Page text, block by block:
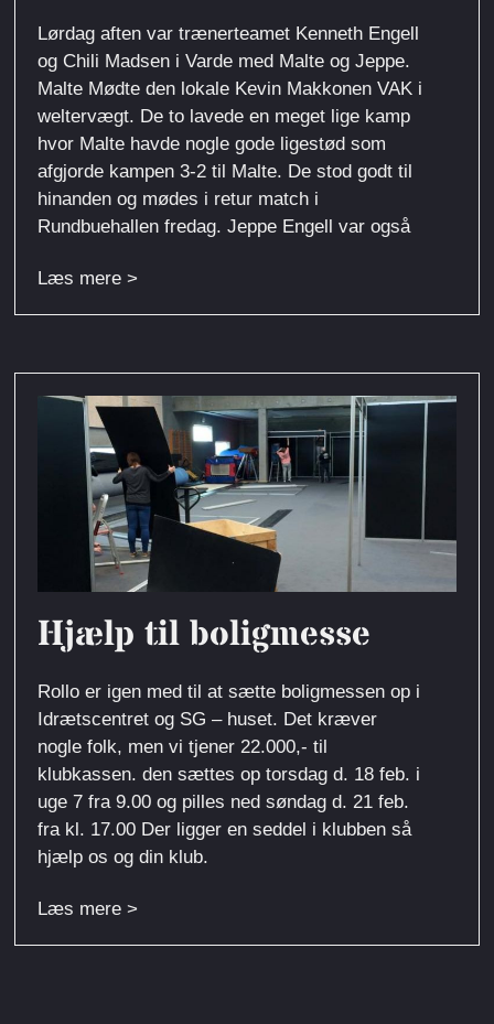
Lørdag aften var trænerteamet Kenneth Engell
og Chili Madsen i Varde med Malte og Jeppe.
Malte Mødte den lokale Kevin Makkonen VAK i
weltervægt. De to lavede en meget lige kamp
hvor Malte havde nogle gode ligestød som
afgjorde kampen 3-2 til Malte. De stod godt til
hinanden og mødes i retur match i
Rundbuehallen fredag. Jeppe Engell var også
Læs mere >
Hjælp til boligmesse
Rollo er igen med til at sætte boligmessen op i
Idrætscentret og SG – huset. Det kræver
nogle folk, men vi tjener 22.000,- til
klubkassen. den sættes op torsdag d. 18 feb. i
uge 7 fra 9.00 og pilles ned søndag d. 21 feb.
fra kl. 17.00 Der ligger en seddel i klubben så
hjælp os og din klub.
Læs mere >